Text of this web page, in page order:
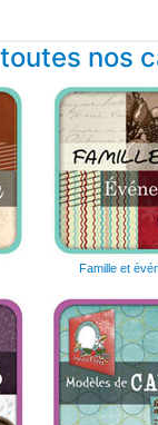
nos
Famille et